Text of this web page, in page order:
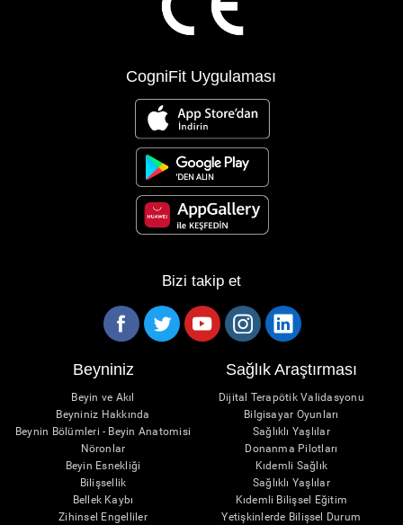
CogniFit Uygulaması
Bizi takip et
Beyniniz
Beyin ve Akıl
Beyniniz Hakkında
Beynin Bölümleri - Beyin Anatomisi
Nöronlar
Beyin Esnekliği
Bilişsellik
Bellek Kaybı
Zihinsel Engelliler
Sağlık Araştırması
Dijital Terapötik Validasyonu
Bilgisayar Oyunları
Sağlıklı Yaşlılar
Donanma Pilotları
Kıdemli Sağlık
Sağlıklı Yaşlılar
Kıdemli Bilişsel Eğitim
Yetişkinlerde Bilişsel Durum